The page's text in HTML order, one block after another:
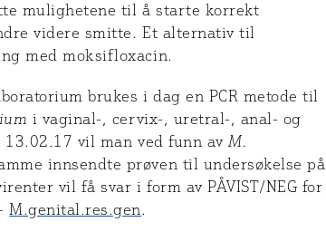
mulighetene til å starte korrekt
videre smitte. Et alternativ til
med moksifloxacin.
brukes i dag en PCR metode til
i vaginal-, cervix-, uretral-, anal- og
13.02.17 vil man ved funn avM.
innsendte prøven til undersøkelse på
vil få svar i form av PÅVIST/NEG for
M.genital.res.gen.